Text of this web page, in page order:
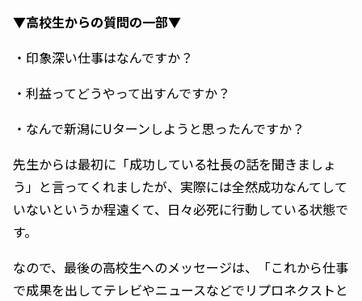
▼高校生からの質問の一部▼
・印象深い仕事はなんですか？
・利益ってどうやって出すんですか？
・なんで新潟にUターンしようと思ったんですか？
先生からは最初に「成功している社長の話を聞きましょ
う」と言ってくれましたが、実際には全然成功なんてして
いないというか程遠くて、日々必死に行動している状態で
す。
なので、最後の高校生へのメッセージは、「これから仕事
で成果を出してテレビやニュースなどでリプロネクストと